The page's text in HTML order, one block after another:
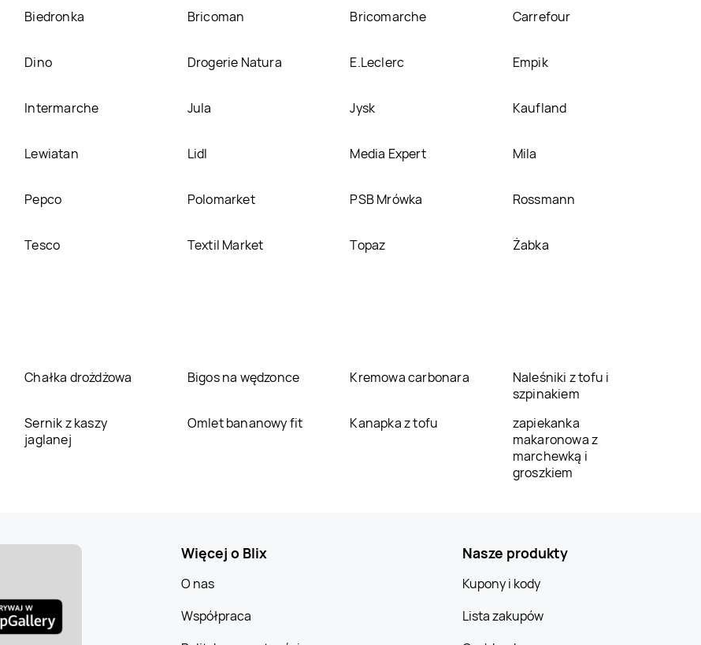
Biedronka Bricoman Bricomarche Carrefour
Dino Drogerie Natura E.Leclerc Empik
Intermarche Jula Jysk Kaufland
Lewiatan Lidl Media Expert Mila
Pepco Polomarket PSB Mrówka Rossmann
Tesco Textil Market Topaz Żabka
Chałka drożdżowa Bigos na wędzonce Kremowa carbonara
Naleśniki z tofu i
szpinakiem
Sernik z kaszy
jaglanej
Omlet bananowy fit Kanapka z tofu
zapiekanka
makaronowa z
marchewką i
groszkiem
Więcej o Blix
O nas
Współpraca
Nasze produkty
Kupony i kody
Lista zakupów